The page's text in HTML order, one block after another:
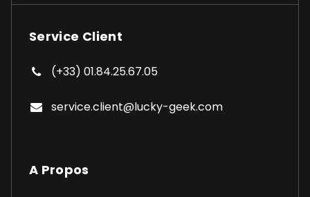
Service Client
(+33) 01.84.25.67.05
service.client@lucky-geek.com
A Propos